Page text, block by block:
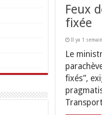
Feux
fixée
Il ya 1
Le
fixés”,